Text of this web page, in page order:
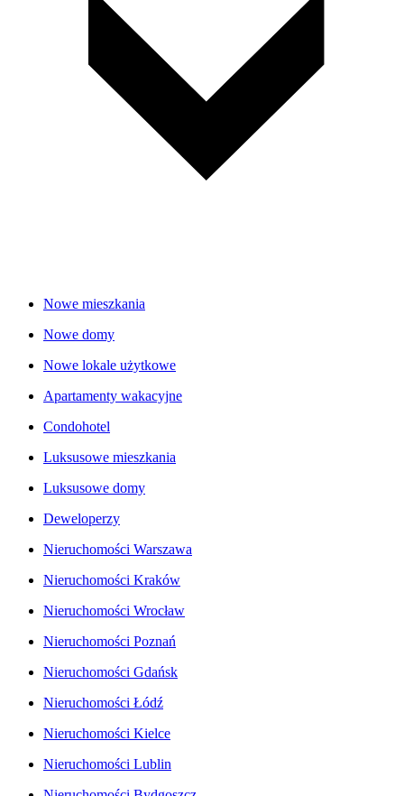
Nowe mieszkania
Nowe domy
Nowe lokale użytkowe
Apartamenty wakacyjne
Condohotel
Luksusowe mieszkania
Luksusowe domy
Deweloperzy
Nieruchomości Warszawa
Nieruchomości Kraków
Nieruchomości Wrocław
Nieruchomości Poznań
Nieruchomości Gdańsk
Nieruchomości Łódź
Nieruchomości Kielce
Nieruchomości Lublin